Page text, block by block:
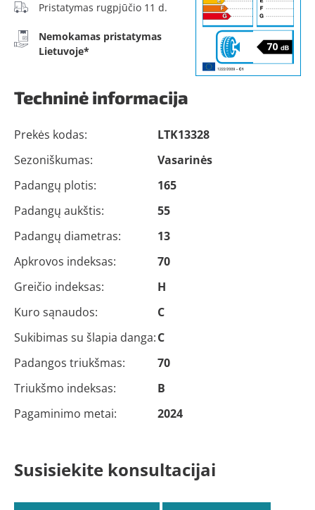
Pristatymas rugpjūčio 11 d.
Nemokamas pristatymas
Lietuvoje*
Techninė informacija
Prekės kodas:
LTK13328
Sezoniškumas:
Vasarinės
Padangų plotis:
165
Padangų aukštis:
55
Padangų diametras:
13
Apkrovos indeksas:
70
Greičio indeksas:
H
Kuro sąnaudos:
C
Sukibimas su šlapia danga:C
Padangos triukšmas:
70
Triukšmo indeksas:
B
Pagaminimo metai:
2024
Susisiekite konsultacijai